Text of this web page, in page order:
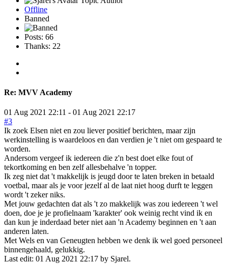
Offline
Banned
Posts: 66
Thanks: 22
Re: MVV Academy
01 Aug 2021 22:11 - 01 Aug 2021 22:17
#3
Ik zoek Elsen niet en zou liever positief berichten, maar zijn
werkinstelling is waardeloos en dan verdien je 't niet om gespaard te
worden.
Andersom vergeef ik iedereen die z'n best doet elke fout of
tekortkoming en ben zelf allesbehalve 'n topper.
Ik zeg niet dat 't makkelijk is jeugd door te laten breken in betaald
voetbal, maar als je voor jezelf al de laat niet hoog durft te leggen
wordt 't zeker niks.
Met jouw gedachten dat als 't zo makkelijk was zou iedereen 't wel
doen, doe je je profielnaam 'karakter' ook weinig recht vind ik en
dan kun je inderdaad beter niet aan 'n Academy beginnen en 't aan
anderen laten.
Met Wels en van Geneugten hebben we denk ik wel goed personeel
binnengehaald, gelukkig.
Last edit: 01 Aug 2021 22:17 by Sjarel.